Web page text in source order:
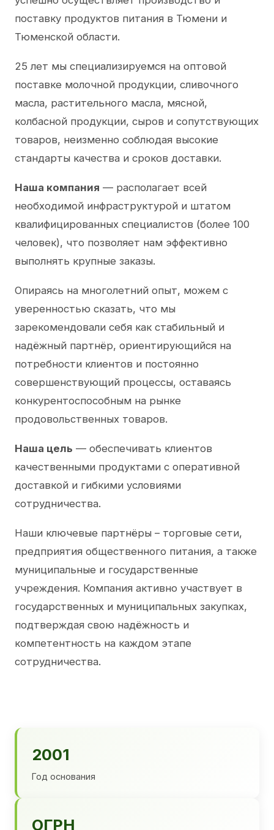
поставку продуктов питания в Тюмени и
Тюменской области.
25 лет мы специализируемся на оптовой
поставке молочной продукции, сливочного
масла, растительного масла, мясной,
колбасной продукции, сыров и сопутствующих
товаров, неизменно соблюдая высокие
стандарты качества и сроков доставки.
Наша компания — располагает всей
необходимой инфраструктурой и штатом
квалифицированных специалистов (более 100
человек), что позволяет нам эффективно
выполнять крупные заказы.
Опираясь на многолетний опыт, можем с
уверенностью сказать, что мы
зарекомендовали себя как стабильный и
надёжный партнёр, ориентирующийся на
потребности клиентов и постоянно
совершенствующий процессы, оставаясь
конкурентоспособным на рынке
продовольственных товаров.
Наша цель — обеспечивать клиентов
качественными продуктами с оперативной
доставкой и гибкими условиями
сотрудничества.
Наши ключевые партнёры – торговые сети,
предприятия общественного питания, а также
муниципальные и государственные
учреждения. Компания активно участвует в
государственных и муниципальных закупках,
подтверждая свою надёжность и
компетентность на каждом этапе
сотрудничества.
2001
Год основания
ОГРН